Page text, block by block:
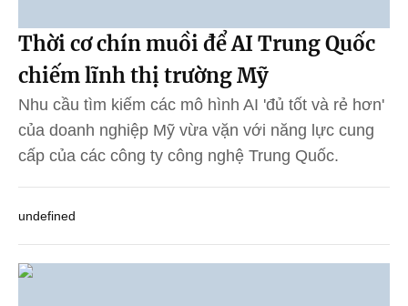
Thời cơ chín muồi để AI Trung Quốc
chiếm lĩnh thị trường Mỹ
Nhu cầu tìm kiếm các mô hình AI 'đủ tốt và rẻ hơn'
của doanh nghiệp Mỹ vừa vặn với năng lực cung
cấp của các công ty công nghệ Trung Quốc.
undefined